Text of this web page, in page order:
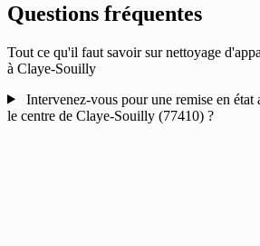
Questions fréquentes
Tout ce qu'il faut savoir sur nettoyage
à Claye-Souilly
Intervenez-vous pour une remise en état
le centre de Claye-Souilly (77410) ?